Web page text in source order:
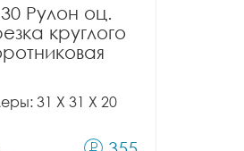
Рулон оц.
круглого
31 X 31 X 20